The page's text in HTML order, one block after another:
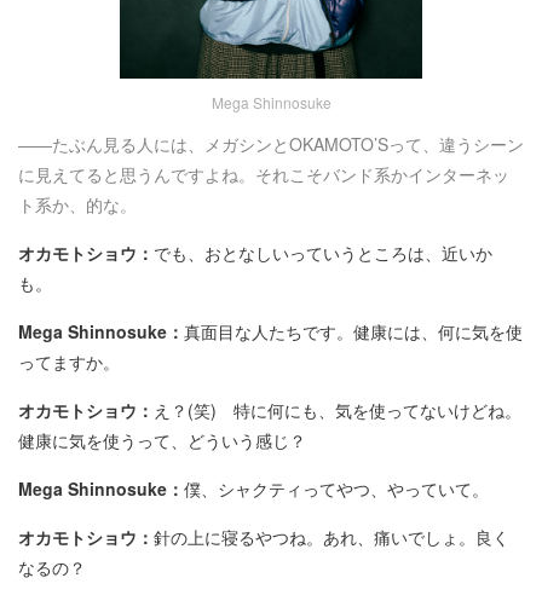
Mega Shinnosuke
――たぶん見る人には、メガシンとOKAMOTO’Sって、違うシーン
に見えてると思うんですよね。それこそバンド系かインターネッ
ト系か、的な。
オカモトショウ： でも、おとなしいっていうところは、近いか
も。
Mega Shinnosuke： 真面目な人たちです。健康には、何に気を使
ってますか。
オカモトショウ： え？(笑) 特に何にも、気を使ってないけどね。
健康に気を使うって、どういう感じ？
Mega Shinnosuke： 僕、シャクティってやつ、やっていて。
オカモトショウ： 針の上に寝るやつね。あれ、痛いでしょ。良く
なるの？